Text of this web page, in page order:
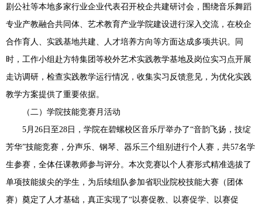
剧公社等本地多家行业企业代表召开校企共建研讨会，围绕音乐舞蹈
专业产教融合共同体、艺术教育产业学院建设进行深入交流，在校企
合作育人、实践基地共建、人才培养方向等方面达成多项共识。同
时，工作小组赴方特集团等校外艺术实践教学基地及岗位实习点开展
走访调研，检查实践教学运行情况，收集实习反馈意见，为优化实践
教学方案提供了重要依据。
（二）学院技能竞赛月活动
5月26日至28日，学院在碧螺校区音乐厅举办了“音韵飞扬，技绽
芳华”技能竞赛，分声乐、钢琴、器乐三个组别进行个人赛，共57名学
生参赛，全体任课教师参与评分。本次竞赛以个人赛形式精准选拔了
单项技能拔尖的学生，为后续组队参加省职业院校技能大赛（团体
赛）奠定了人才基础，真正实现了“以赛促教、以赛促学、以赛促